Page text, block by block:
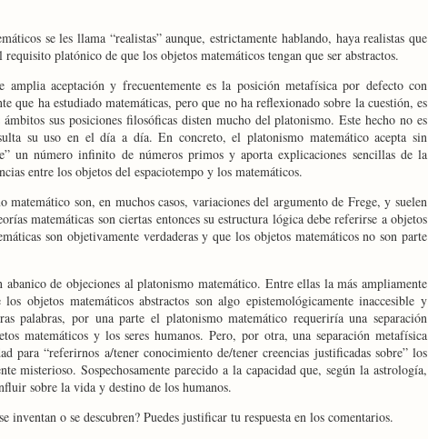
se les llama “realistas” aunque, estrictamente hablando, haya realistas que
platónico de que los objetos matemáticos tengan que ser abstractos.
aceptación y frecuentemente es la posición metafísica por defecto con
que ha estudiado matemáticas, pero que no ha reflexionado sobre la cuestión, es
sus posiciones filosóficas disten mucho del platonismo. Este hecho no es
su uso en el día a día. En concreto, el platonismo matemático acepta sin
un número infinito de números primos y aporta explicaciones sencillas de la
entre los objetos del espaciotempo y los matemáticos.
son, en muchos casos, variaciones del argumento de Frege, y suelen
matemáticas son ciertas entonces su estructura lógica debe referirse a objetos
son objetivamente verdaderas y que los objetos matemáticos no son parte
de objeciones al platonismo matemático. Entre ellas la más ampliamente
objetos matemáticos abstractos son algo epistemológicamente inaccesible y
palabras, por una parte el platonismo matemático requeriría una separación
matemáticos y los seres humanos. Pero, por otra, una separación metafísica
para “referirnos a/tener conocimiento de/tener creencias justificadas sobre” los
misterioso. Sospechosamente parecido a la capacidad que, según la astrología,
sobre la vida y destino de los humanos.
inventan o se descubren? Puedes justificar tu respuesta en los comentarios.